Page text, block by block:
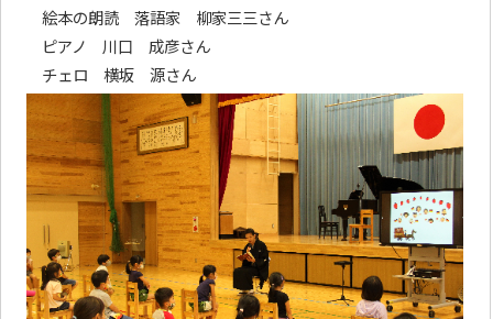
絵本の朗読 落語家 柳家三三さん
ピアノ 川口 成彦さん
チェロ 横坂 源さん